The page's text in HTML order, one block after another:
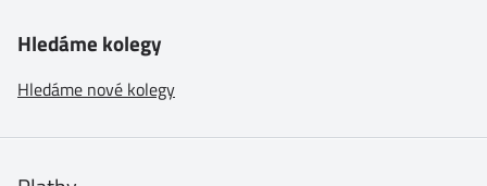
Hledáme kolegy
Hledáme nové kolegy